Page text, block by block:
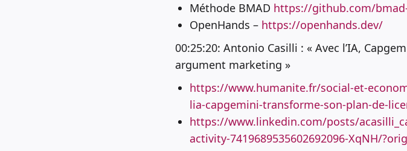
Méthode BMAD https://github.com/
OpenHands – https://openhands.dev/
00:25:20: Antonio Casilli : « Avec l’IA,
argument marketing »
https://www.humanite.fr/social-et-
lia-capgemini-transforme-son-plan-de-
https://www.linkedin.com/posts/
activity-7419689535602692096-XqNH/